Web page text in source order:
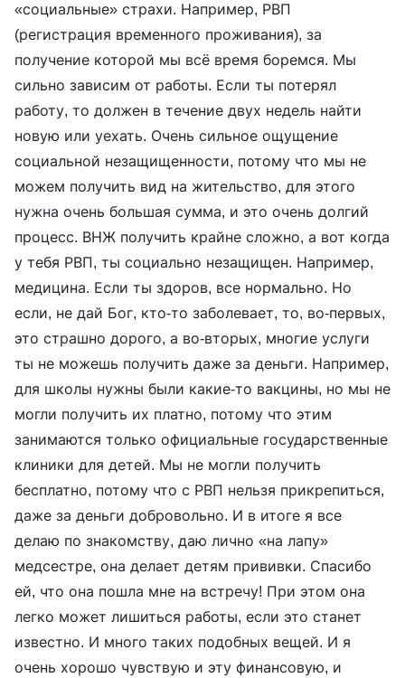
«социальные» страхи. Например, РВП
(регистрация временного проживания), за
получение которой мы всё время боремся. Мы
сильно зависим от работы. Если ты потерял
работу, то должен в течение двух недель найти
новую или уехать. Очень сильное ощущение
социальной незащищенности, потому что мы не
можем получить вид на жительство, для этого
нужна очень большая сумма, и это очень долгий
процесс. ВНЖ получить крайне сложно, а вот когда
у тебя РВП, ты социально незащищен. Например,
медицина. Если ты здоров, все нормально. Но
если, не дай Бог, кто-то заболевает, то, во-первых,
это страшно дорого, а во-вторых, многие услуги
ты не можешь получить даже за деньги. Например,
для школы нужны были какие-то вакцины, но мы не
могли получить их платно, потому что этим
занимаются только официальные государственные
клиники для детей. Мы не могли получить
бесплатно, потому что с РВП нельзя прикрепиться,
даже за деньги добровольно. И в итоге я все
делаю по знакомству, даю лично «на лапу»
медсестре, она делает детям прививки. Спасибо
ей, что она пошла мне на встречу! При этом она
легко может лишиться работы, если это станет
известно. И много таких подобных вещей. И я
очень хорошо чувствую и эту финансовую, и